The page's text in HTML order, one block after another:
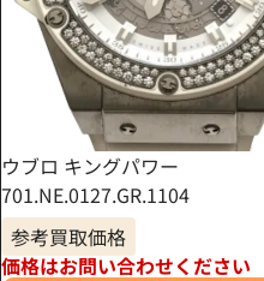
ウブロ キングパワー
701.NE.0127.GR.1104
参考買取価格
価格はお問い合わせください